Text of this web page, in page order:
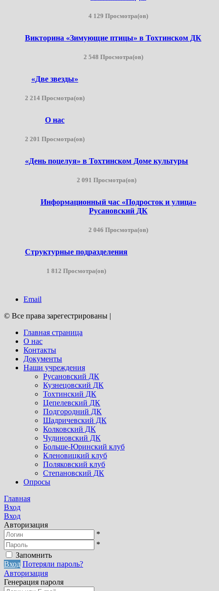
4 129 Просмотра(ов)
Викторина «Зимующие птицы» в Тохтинском ДК
2 548 Просмотра(ов)
«Две звезды»
2 214 Просмотра(ов)
О нас
2 201 Просмотра(ов)
«День поцелуя» в Тохтинском Доме культуры
2 091 Просмотра(ов)
Информационный час «Подросток и улица»
Русановский ДК
2 046 Просмотра(ов)
Структурные подразделения
1 812 Просмотра(ов)
Email
© Все права зарегестрированы |
Главная страница
О нас
Контакты
Документы
Наши учреждения
Русановский ДК
Кузнецовский ДК
Тохтинский ДК
Цепелевский ДК
Подгородний ДК
Шадричевский ДК
Колковский ДК
Чудиновский ДК
Больше-Юринский клуб
Кленовицкий клуб
Поляковский клуб
Степановский ДК
Опросы
Главная
Вход
Вход
Авторизация
*
*
Запомнить
Вход Потеряли пароль?
Авторизация
Генерация пароля